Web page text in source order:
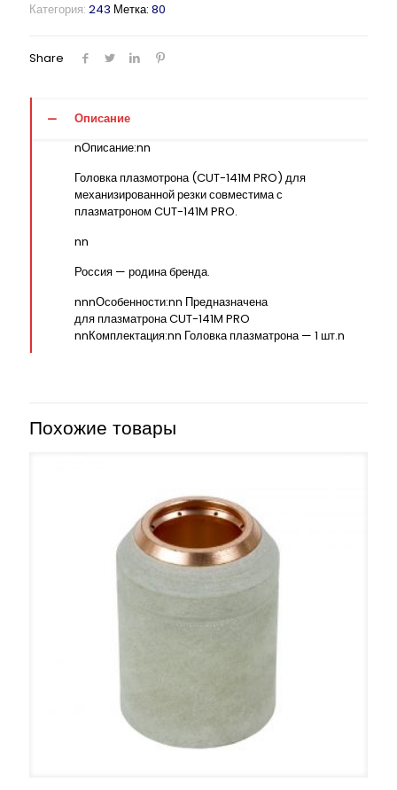
Категория: 243 Метка: 80
Share
Описание
nОписание:nn
Головка плазмотрона (CUT-141M PRO) для
механизированной резки совместима с
плазматроном CUT-141M PRO.
nn
Россия — родина бренда.
nnnОсобенности:nn Предназначена
для плазматрона CUT-141M PRO
nnКомплектация:nn Головка плазматрона — 1 шт.n
Похожие товары